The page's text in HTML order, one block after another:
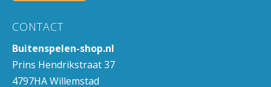
CONTACT
Buitenspelen-shop.nl
Prins Hendrikstraat 37
4797HA Willemstad